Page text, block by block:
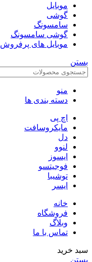
موبایل
گوشی
سامسونگ
گوشی سامسونگ
موبایل های پرفروش
بستن
منو
دسته بندی ها
اچ پی
مایکروسافت
دل
لنوو
ایسوز
فوجیتسو
توشیبا
ایسر
خانه
فروشگاه
وبلاگ
تماس با ما
سبد خرید
بستن